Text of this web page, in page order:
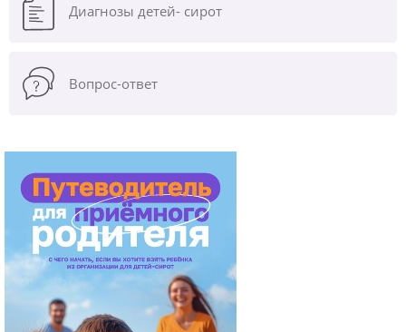
Диагнозы детей- сирот
Вопрос-ответ